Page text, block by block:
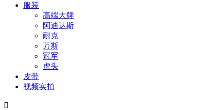
服装
高端大牌
阿迪达斯
耐克
万斯
冠军
虎头
皮带
视频实拍
